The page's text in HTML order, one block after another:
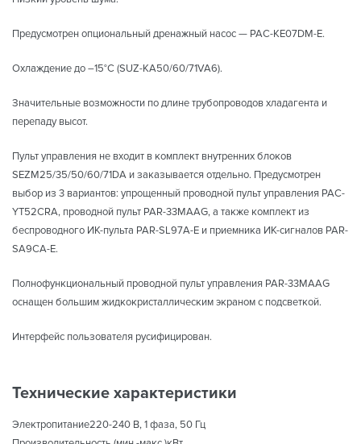
Предусмотрен опциональный дренажный насос — PAC-KE07DM-E.
Охлаждение до –15°С (SUZ-KA50/60/71VA6).
Значительные возможности по длине трубопроводов хладагента и
перепаду высот.
Пульт управления не входит в комплект внутренних блоков
SEZM25/35/50/60/71DA и заказывается отдельно. Предусмотрен
выбор из 3 вариантов: упрощенный проводной пульт управления PAC-
YT52CRA, проводной пульт PAR-33MAAG, а также комплект из
беспроводного ИК-пульта PAR-SL97A-E и приемника ИК-сигналов PAR-
SA9CA-E.
Полнофункциональный проводной пульт управления PAR-33MAAG
оснащен большим жидкокристаллическим экраном с подсветкой.
Интерфейс пользователя русифицирован.
Технические характеристики
Электропитание220-240 В, 1 фаза, 50 Гц